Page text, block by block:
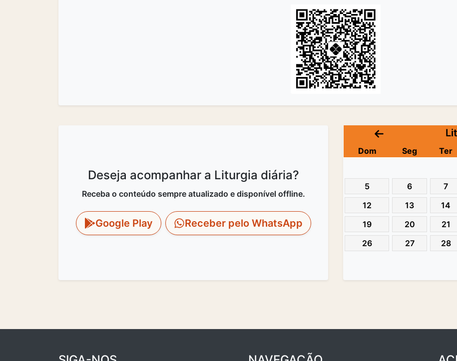
Deseja acompanhar a Liturgia diária?
Receba o conteúdo sempre atualizado e disponível offline.
Google Play Receber pelo WhatsApp
Dom Seg Ter
5
6 7
12
13 14
19
20 21
26
27 28